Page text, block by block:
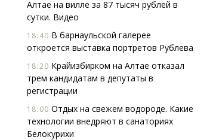
Алтае на вилле за 87 тысяч рублей в
сутки. Видео
18:40 В барнаульской галерее
откроется выставка портретов Рублева
18:20 Крайизбирком на Алтае отказал
трем кандидатам в депутаты в
регистрации
18:00 Отдых на свежем водороде. Какие
технологии внедряют в санаториях
Белокурихи